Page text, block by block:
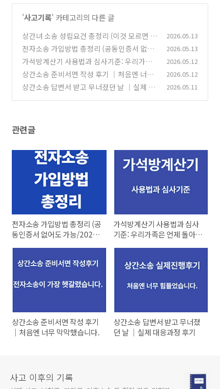
'사고기록' 카테고리의 다른 글
상간녀 소송 성립요건 총정리 (이것 모르면 소
송해도 질 수 있습니다.) (0)
2026.05.13
전자소송 가입방법 총정리 (공동인증서 없어
도 가능/2026최신)
(0)
2026.05.13
가석방계산기 사용법과 심사기준: 우리가족
은 언제 돌아올까?
(0)
2026.05.12
상간소송 준비서면 작성 후기 ｜처음엔 너무
막막했습니다.
(0)
2026.05.12
상간소송 답변서 받고 무너졌던 날 ｜실제 대
2026.05.11
관련글
전자소송 가입방법 총정리 (공
동인증서 없어도 가능/2026
가석방계산기 사용법과 심사
기준: 우리가족은 언제 돌아올
상간소송 준비서면 작성 후기
｜처음엔 너무 막막했습니다.
상간소송 답변서 받고 무너졌
던 날 ｜실제 대응과정 후기
사고 이후의 기록